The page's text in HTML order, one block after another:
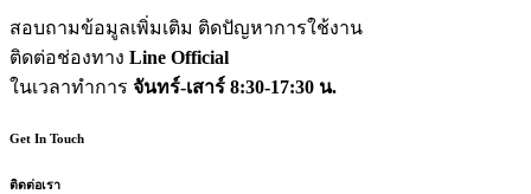
สอบถามข้อมูลเพิ่มเติม ติดปัญหาการใช้งาน
ติดต่อช่องทาง Line Official
ในเวลาทำการ จันทร์-เสาร์ 8:30-17:30 น.
Get In Touch
ติดต่อเรา